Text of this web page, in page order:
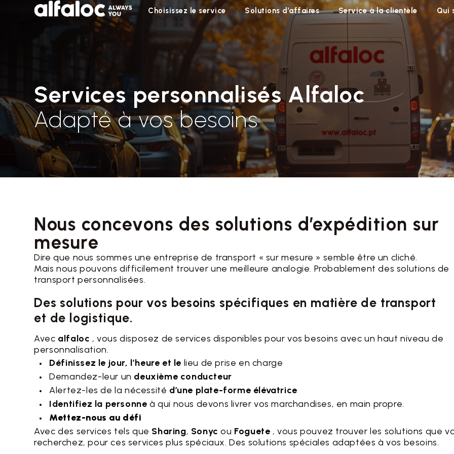
Choisissez le service Solutions d’affaires Service à la clientèle Qui
Services personnalisés Alfaloc
Adapté à vos besoins
Nous concevons des solutions d’expédition sur
mesure
Dire que nous sommes une entreprise de transport « sur mesure » semble être un cliché.
Mais nous pouvons difficilement trouver une meilleure analogie. Probablement des solutions de
transport personnalisées.
Des solutions pour vos besoins spécifiques en matière de transport
et de logistique.
Avec alfaloc , vous disposez de services disponibles pour vos besoins avec un haut niveau de
personnalisation.
Définissez le jour, l’heure et le lieu de prise en charge
Demandez-leur un deuxième conducteur
Alertez-les de la nécessité d’une plate-forme élévatrice
Identifiez la personne à qui nous devons livrer vos marchandises, en main propre.
Mettez-nous au défi
Avec des services tels que Sharing, Sonyc ou Foguete , vous pouvez trouver les solutions que
recherchez, pour ces services plus spéciaux. Des solutions spéciales adaptées à vos besoins.